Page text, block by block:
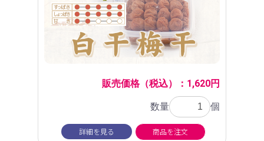
販売価格（税込）：1,620円
数量 個
詳細を見る 商品を注文